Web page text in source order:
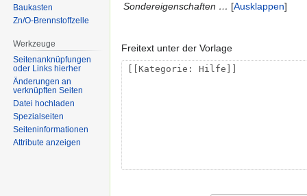
Sondereigenschaften …
Ausklappen
Freitext unter der Vorlage
Baukasten
Zn/O-Brennstoffzelle
Werkzeuge
Seitenanknüpfungen
oder Links hierher
Änderungen an
verknüpften Seiten
Datei hochladen
Spezialseiten
Seiten­informationen
Attribute anzeigen